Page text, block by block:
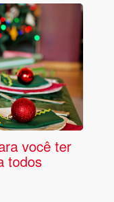
você ter
todos